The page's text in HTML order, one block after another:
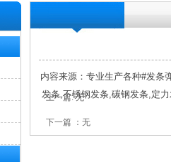
内容来源：专业生产各种#发条
发条,不锈钢发条,碳钢发条,
上一篇: 无
下一篇 ：无